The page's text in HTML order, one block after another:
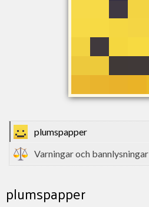
plumspapper
Varningar och bannlysningar
plumspapper